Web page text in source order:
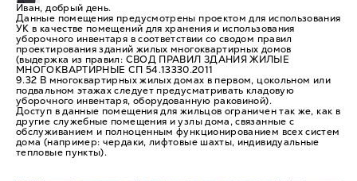
Иван, добрый день.
Данные помещения предусмотрены проектом для использования
УК в качестве помещений для хранения и использования
уборочного инвентаря в соответствии со сводом правил
проектирования зданий жилых многоквартирных домов
(выдержка из правил: СВОД ПРАВИЛ ЗДАНИЯ ЖИЛЫЕ
МНОГОКВАРТИРНЫЕ СП 54.13330.2011
9.32 В многоквартирных жилых домах в первом, цокольном или
подвальном этажах следует предусматривать кладовую
уборочного инвентаря, оборудованную раковиной).
Доступ в данные помещения для жильцов ограничен так же, как в
другие служебные помещения и узлы дома, связанные с
обслуживанием и полноценным функционированием всех систем
дома (например: чердаки, лифтовые шахты, индивидуальные
тепловые пункты).